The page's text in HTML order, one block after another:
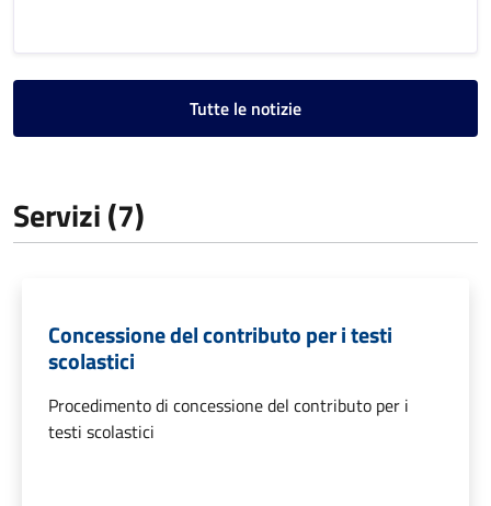
Tutte le notizie
Servizi (7)
Concessione del contributo per i testi
scolastici
Procedimento di concessione del contributo per i
testi scolastici